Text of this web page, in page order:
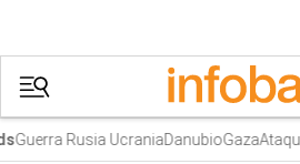
Rusia UcraniaDanubioGazaAtaque